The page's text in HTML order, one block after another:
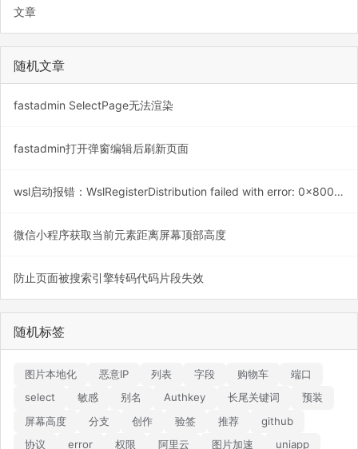
文章
随机文章
fastadmin SelectPage无法渲染
fastadmin打开弹窗编辑后刷新页面
wsl启动报错：WslRegisterDistribution failed with error: 0x800701bc
微信小程序获取当前元素距离屏幕顶部高度
防止页面被搜索引擎转码代码片段失效
随机标签
图片本地化 恶意IP 列表 字段 购物车
端口
select
敏感 别名 Authkey 长尾关键词
预装
屏幕高度
分支 创作 验签 推荐
github
协议
error 权限 阿里云 图片加速 uniapp